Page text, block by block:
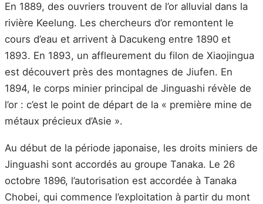
En 1889, des ouvriers trouvent de l’or alluvial dans la
rivière Keelung. Les chercheurs d’or remontent le
cours d’eau et arrivent à Dacukeng entre 1890 et
1893. En 1893, un affleurement du filon de Xiaojingua
est découvert près des montagnes de Jiufen. En
1894, le corps minier principal de Jinguashi révèle de
l’or : c’est le point de départ de la « première mine de
métaux précieux d’Asie ».
Au début de la période japonaise, les droits miniers de
Jinguashi sont accordés au groupe Tanaka. Le 26
octobre 1896, l’autorisation est accordée à Tanaka
Chobei, qui commence l’exploitation à partir du mont